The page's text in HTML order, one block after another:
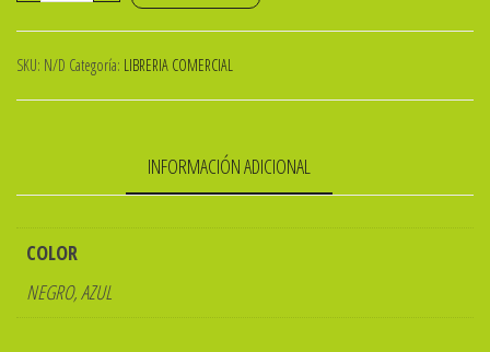
ibi
cantidad
SKU: N/D Categoría: LIBRERIA COMERCIAL
INFORMACIÓN ADICIONAL
COLOR
NEGRO, AZUL